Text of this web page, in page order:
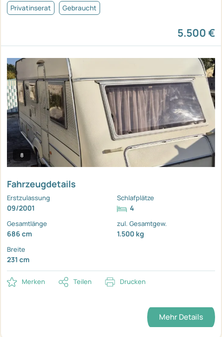
Privatinserat Gebraucht
5.500 €
8
Fahrzeugdetails
Erstzulassung
09/2001
Schlafplätze
4
Gesamtlänge
686 cm
zul. Gesamtgew.
1.500 kg
Breite
231 cm
Merken Teilen Drucken
Mehr Details